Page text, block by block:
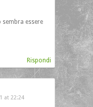
essere
Rispondi
at 22:24